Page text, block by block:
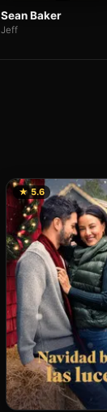
Sean Baker
Jeff
★ 5.6